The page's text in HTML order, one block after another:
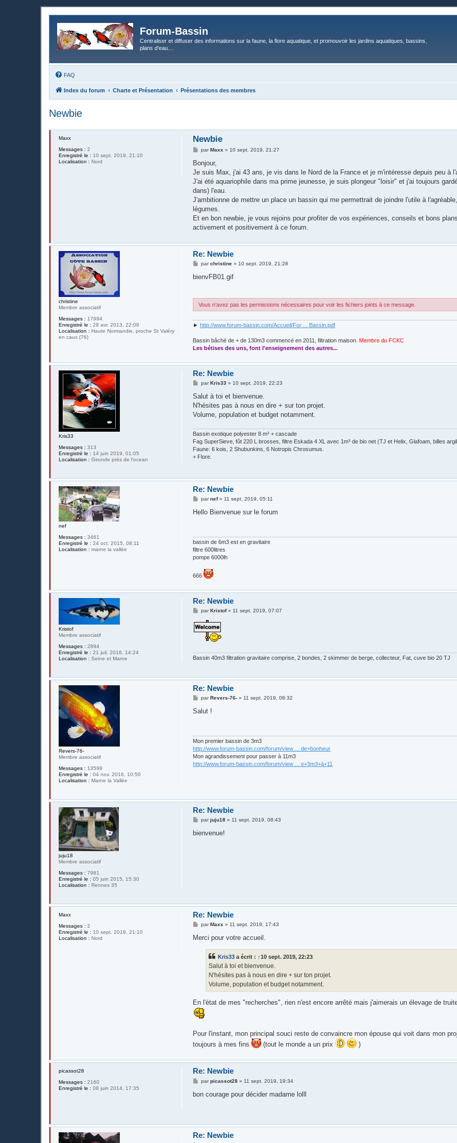
Forum-Bassin
Centraliser et diffuser des informations sur la faune, la flore aquatique, et promouvoir les jardins aquatiques, bassins,
plans d’eau....
FAQ
Index du forum Charte et Présentation Présentations des membres
Newbie
Maxx
Messages : 2
Enregistré le : 10 sept. 2019, 21:10
Localisation : Nord
Newbie
M
s
a
g
parMaxx » 10 sept. 2019, 21:27
Bonjour,
Je suis Max, j'ai 43 ans, je vis dans le Nord de la France et je m'intéresse depuis peu à
J'ai été aquariophile dans ma prime jeunesse, je suis plongeur "loisir" et j'ai toujours
dans) l'eau.
J'ambitionne de mettre un place un bassin qui me permettrait de joindre l'utile à
légumes.
Et en bon newbie, je vous rejoins pour profiter de vos expériences, conseils et bons
activement et positivement à ce forum.
christine
Membre associatif
Messages : 17994
Enregistré le : 28 avr. 2013, 22:08
Localisation : Haute Normandie, proche St Valéry
en caux (76)
Re: Newbie
M
s
e
parchristine » 10 sept. 2019, 21:28
bienvFB01.gif
Vous n’avez pas les permissions nécessaires pour voir les fichiers joints à ce message.
►http://www.forum-bassin.com/Accueil/For ... Bassin.pdf
Bassin bâché de + de 130m3 commencé en 2011, filtration maison.Membre du FCKC
Les bétises des uns, font l'enseignement des autres...
Kris33
Messages : 313
Enregistré le : 14 juin 2019, 01:05
Localisation : Gironde près de l'ocean
Re: Newbie
M
s
a
g
parKris33 »10 sept. 2019, 22:23
Salut à toi et bienvenue.
N'hésites pas à nous en dire + sur ton projet.
Volume, population et budget notamment.
Bassin exotique polyester 8 m³ + cascade
Fag SuperSieve, fût 220 L brosses, filtre Eskada 4 XL avec 1m³ de bio net (TJ et Helix, Glafoam, billes
Faune: 6 kois, 2 Shubunkins, 6 Notropis Chrosumus.
+ Flore.
nef
Messages : 3461
Enregistré le : 24 oct. 2015, 08:11
Localisation : marne la vallée
Re: Newbie
M
s
parnef»11 sept. 2019, 05:11
Hello Bienvenue sur le forum
bassin de 6m3 est en gravitaire
filtre 600litres
pompe 6000lh
666
Kristof
Membre associatif
Messages : 2894
Enregistré le : 21 juil. 2016, 14:24
Localisation : Seine et Marne
Re: Newbie
M
s
s
par Kristof»11 sept. 2019, 07:07
Bassin 40m3 filtration gravitaire comprise, 2 bondes, 2 skimmer de berge, collecteur, Fat, cuve bio 20 TJ
Revers-76-
Membre associatif
Messages : 13599
Enregistré le : 04 nov. 2016, 10:50
Localisation : Marne la Vallée
Re: Newbie
M
s
par Revers-76- »11 sept. 2019, 08:32
Salut !
Mon premier bassin de 3m3
http://www.forum-bassin.com/forum/view ... de+bonheur
Mon agrandissement pour passer à 11m3
http://www.forum-bassin.com/forum/view ... e+3m3+à+11
juju18
Membre associatif
Messages : 7981
Enregistré le : 05 juin 2015, 15:30
Localisation : Rennes 35
Re: Newbie
M
s
parjuju18 »11 sept. 2019, 08:43
bienvenue!
Maxx
Messages : 2
Enregistré le : 10 sept. 2019, 21:10
Localisation : Nord
Re: Newbie
M
s
par Maxx »11 sept. 2019, 17:43
Merci pour votre accueil.
Kris33 a écrit : ↑10 sept. 2019, 22:23
Salut à toi et bienvenue.
N'hésites pas à nous en dire + sur ton projet.
Volume, population et budget notamment.
En l'état de mes "recherches", rien n'est encore arrêté mais j'aimerais un élevage de
Pour l'instant, mon principal souci reste de convaincre mon épouse qui voit dans mon
toujours à mes fins
(tout le monde a un prix )
picassot28
Messages : 2160
Enregistré le : 08 juin 2014, 17:35
Re: Newbie
M
s
parpicassot28 » 11 sept. 2019, 19:34
bon courage pour décider madame lolll
Re: Newbie